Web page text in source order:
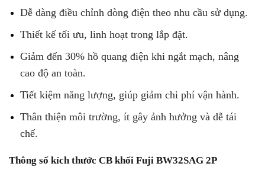
Dễ dàng điều chỉnh dòng điện theo nhu cầu sử dụng.
Thiết kế tối ưu, linh hoạt trong lắp đặt.
Giảm đến 30% hồ quang điện khi ngắt mạch, nâng
cao độ an toàn.
Tiết kiệm năng lượng, giúp giảm chi phí vận hành.
Thân thiện môi trường, ít gây ảnh hưởng và dễ tái
chế.
Thông số kích thước CB khối Fuji BW32SAG 2P